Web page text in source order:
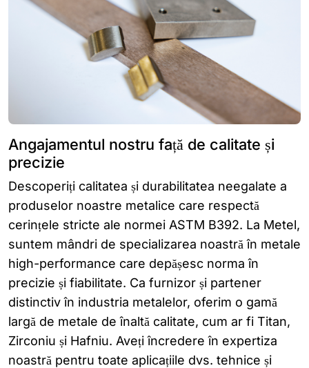
Angajamentul nostru față de calitate și
precizie
Descoperiți calitatea și durabilitatea neegalate a
produselor noastre metalice care respectă
cerințele stricte ale normei ASTM B392. La Metel,
suntem mândri de specializarea noastră în metale
high-performance care depășesc norma în
precizie și fiabilitate. Ca furnizor și partener
distinctiv în industria metalelor, oferim o gamă
largă de metale de înaltă calitate, cum ar fi Titan,
Zirconiu și Hafniu. Aveți încredere în expertiza
noastră pentru toate aplicațiile dvs. tehnice și